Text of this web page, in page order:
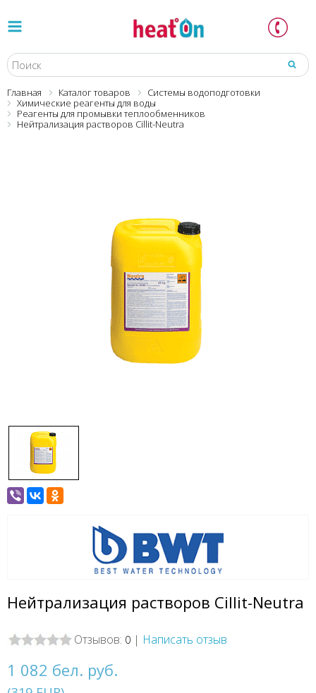
Главная Каталог товаров
Системы водоподготовки
Химические реагенты для воды
Реагенты для промывки теплообменников
Нейтрализация растворов Cillit-Neutra
Нейтрализация растворов Cillit-Neutra
Отзывов: 0 | Написать отзыв
1 082 бел. руб.